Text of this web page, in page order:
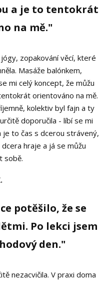
a je to tentokrát
na mě."
zopakování věcí, které
Masáže balónkem,
mi celý koncept, že můžu
orientováno na mě.
kolektiv byl fajn a ty
doporučila - líbí se mi
to čas s dcerou strávený,
hraje a já se můžu
sobě.
potěšilo, že se
Po lekci jsem
den."
nezacvičila. V praxi doma